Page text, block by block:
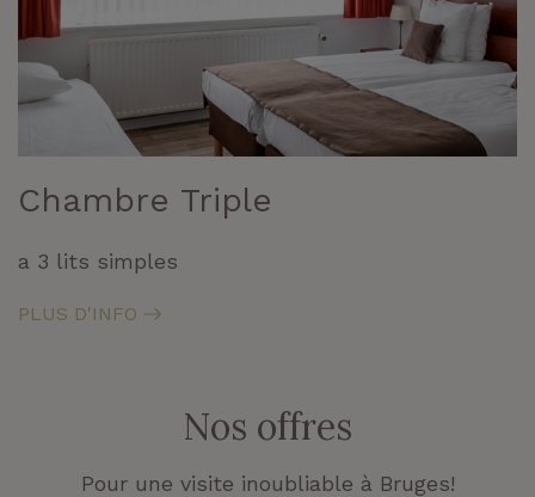
Chambre Triple
a 3 lits simples
PLUS D'INFO
Nos offres
Pour une visite inoubliable à Bruges!